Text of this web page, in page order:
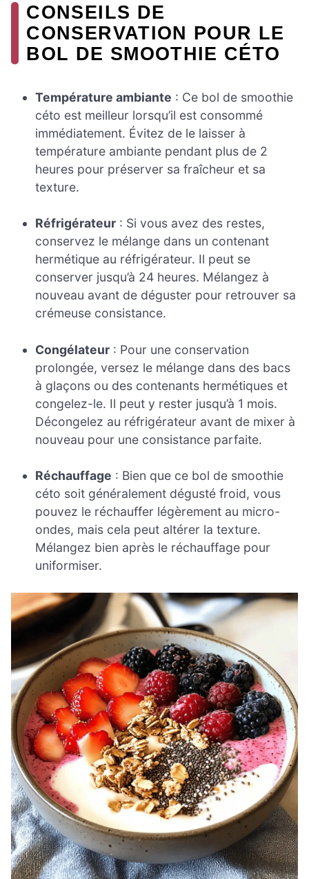
CONSEILS DE
CONSERVATION POUR LE
BOL DE SMOOTHIE CÉTO
Température ambiante : Ce bol de smoothie
céto est meilleur lorsqu’il est consommé
immédiatement. Évitez de le laisser à
température ambiante pendant plus de 2
heures pour préserver sa fraîcheur et sa
texture.
Réfrigérateur : Si vous avez des restes,
conservez le mélange dans un contenant
hermétique au réfrigérateur. Il peut se
conserver jusqu’à 24 heures. Mélangez à
nouveau avant de déguster pour retrouver sa
crémeuse consistance.
Congélateur : Pour une conservation
prolongée, versez le mélange dans des bacs
à glaçons ou des contenants hermétiques et
congelez-le. Il peut y rester jusqu’à 1 mois.
Décongelez au réfrigérateur avant de mixer à
nouveau pour une consistance parfaite.
Réchauffage : Bien que ce bol de smoothie
céto soit généralement dégusté froid, vous
pouvez le réchauffer légèrement au micro-
ondes, mais cela peut altérer la texture.
Mélangez bien après le réchauffage pour
uniformiser.